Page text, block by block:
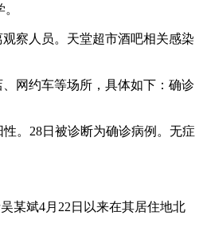
察人员。天堂超市酒吧相关感染
网约车等场所，具体如下：确诊
。28日被诊断为确诊病例。无症
某斌4月22日以来在其居住地北